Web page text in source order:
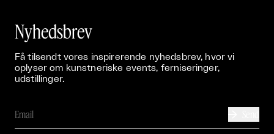
Nyhedsbrev
Få tilsendt vores inspirerende nyhedsbrev, hvor vi
oplyser om kunstneriske events, ferniseringer,
udstillinger.